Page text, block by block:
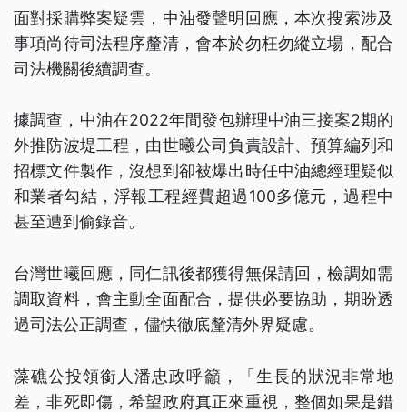
面對採購弊案疑雲，中油發聲明回應，本次搜索涉及
事項尚待司法程序釐清，會本於勿枉勿縱立場，配合
司法機關後續調查。
據調查，中油在2022年間發包辦理中油三接案2期的
外推防波堤工程，由世曦公司負責設計、預算編列和
招標文件製作，沒想到卻被爆出時任中油總經理疑似
和業者勾結，浮報工程經費超過100多億元，過程中
甚至遭到偷錄音。
台灣世曦回應，同仁訊後都獲得無保請回，檢調如需
調取資料，會主動全面配合，提供必要協助，期盼透
過司法公正調查，儘快徹底釐清外界疑慮。
藻礁公投領銜人潘忠政呼籲，「生長的狀況非常地
差，非死即傷，希望政府真正來重視，整個如果是錯